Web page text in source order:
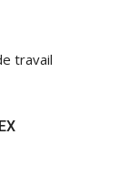
travail